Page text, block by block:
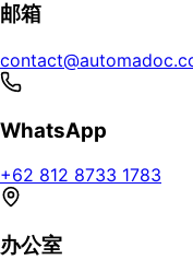
邮箱
WhatsApp
+62 812 8733 1783
办公室